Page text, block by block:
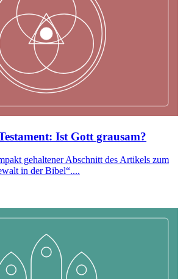
Ist Gott grausam?
gehaltener Abschnitt des Artikels zum
in der Bibel“....